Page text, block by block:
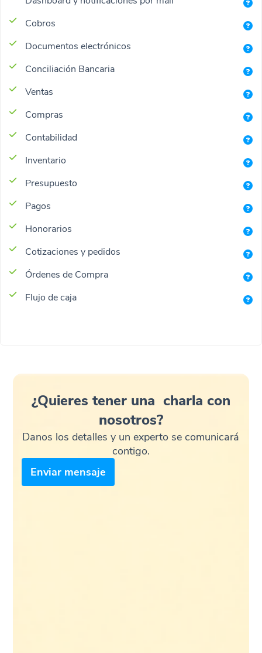
Cobros
Documentos electrónicos
Conciliación Bancaria
Ventas
Compras
Contabilidad
Inventario
Presupuesto
Pagos
Honorarios
Cotizaciones y pedidos
Órdenes de Compra
Flujo de caja
¿Quieres tener una charla con
nosotros?
Danos los detalles y un experto se comunicará
contigo.
Enviar mensaje